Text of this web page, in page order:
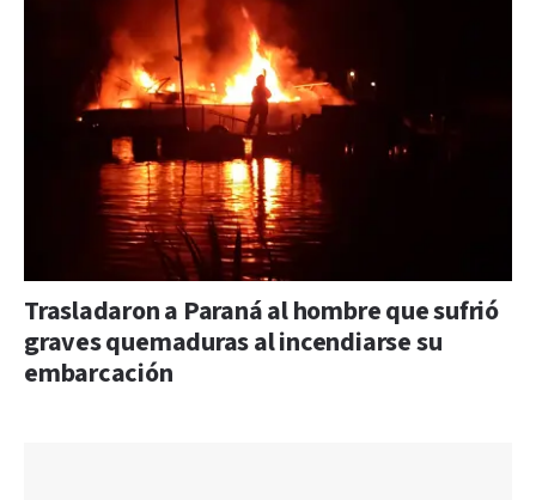
Trasladaron a Paraná al hombre que sufrió
graves quemaduras al incendiarse su
embarcación